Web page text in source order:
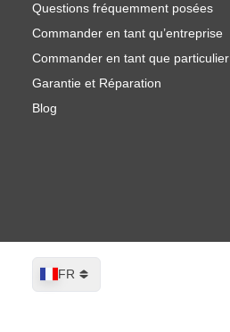
Questions fréquemment posées
Commander en tant qu’entreprise
Commander en tant que particulier
Garantie et Réparation
Blog
Langue
FR